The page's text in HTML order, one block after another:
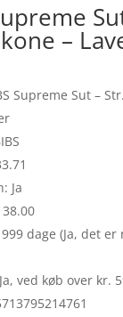
–
Supreme Sut –
Ja
dage (Ja, det
ved køb over kr.